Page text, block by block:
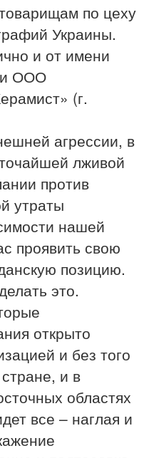
по цеху
Украины.
и от имени
ООО
(г.
агрессии, в
лживой
против
утраты
нашей
проявить свою
позицию.
это.
открыто
и без того
и в
областях
все – наглая и